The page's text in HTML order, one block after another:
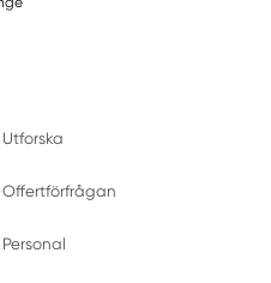
Utforska
Offertförfrågan
Personal